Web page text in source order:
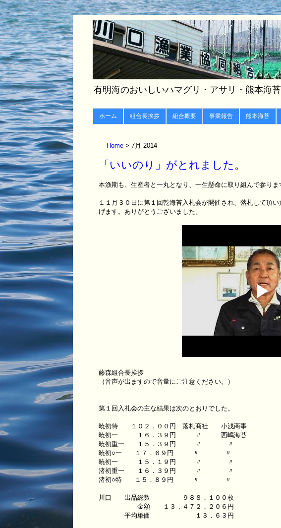
有明海のおいしいハマグリ・アサリ・熊本海
ホーム 組合長挨拶 組合概要 事業報告 熊本海苔
Home 7月 2014
「いいのり」がとれました。
本漁期も、生産者と一丸となり、一生懸命に取り組んで参り
１１月３０日に第１回乾海苔入札会が開催され、落札して頂
げます。ありがとうございました。
藤森組合長挨拶
（音声が出ますので音量にご注意ください。）
第１回入札会の主な結果は次のとおりでした。
暁初特 １０２．００円 落札商社 小浅商事
暁初一 １６．３９円 〃 西嶋海苔
暁初重一 １５．３９円 〃 〃
暁初○一 １７．６９円 〃 〃
暁初一 １５．１９円 〃 〃
渚初重一 １６．３９円 〃 〃
渚初○特 １５．８９円 〃 〃
川口 出品総数 ９８８，１００枚
金額 １３，４７２，２０６円
平均単価 １３．６３円